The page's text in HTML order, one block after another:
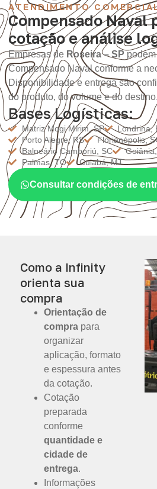
ATENDIMENTO
Compensado Naval
cotação e análise
Empresas de Roseira – SPpodem
Compensado Naval conforme a
Disponibilidade e entrega são
do produto, do volume e do destino.
Bases Logísticas:
Matriz Mogi Mirim, SP Londrina,
Porto Alegre, RS
Florianópolis,
Balneário Camboriú, SC
Palmas, TO
Cuiabá, MT
Consultar condições de
Como a Infinity
orienta sua
compra
Orientação de
compra para
organizar
aplicação, formato
e espessura antes
da cotação.
Cotação
preparada
conforme
quantidade e
cidade de
entrega.
Informações